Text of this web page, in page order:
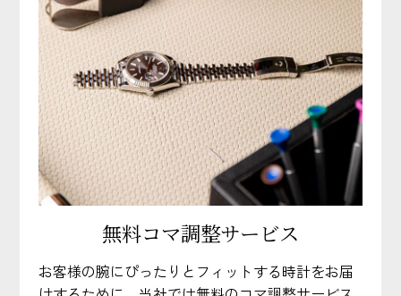
無料コマ調整サービス
お客様の腕にぴったりとフィットする時計をお届